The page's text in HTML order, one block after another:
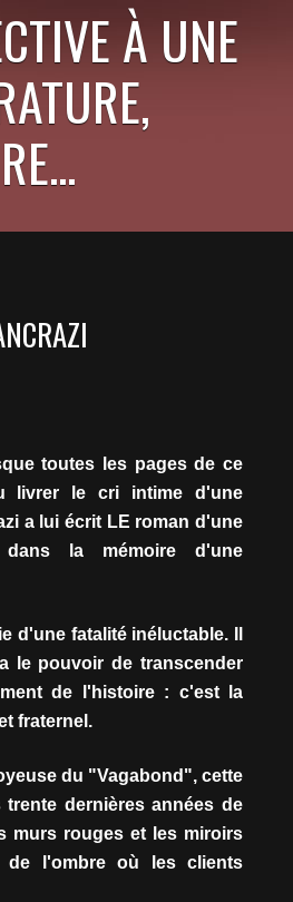
À UNE
toutes les pages de ce
livrer le cri intime d'une
a lui écrit LE roman d'une
la mémoire d'une
d'une fatalité inéluctable. Il
le pouvoir de transcender
de l'histoire : c'est la
fraternel.
du "Vagabond", cette
dernières années de
murs rouges et les miroirs
de l'ombre où les clients